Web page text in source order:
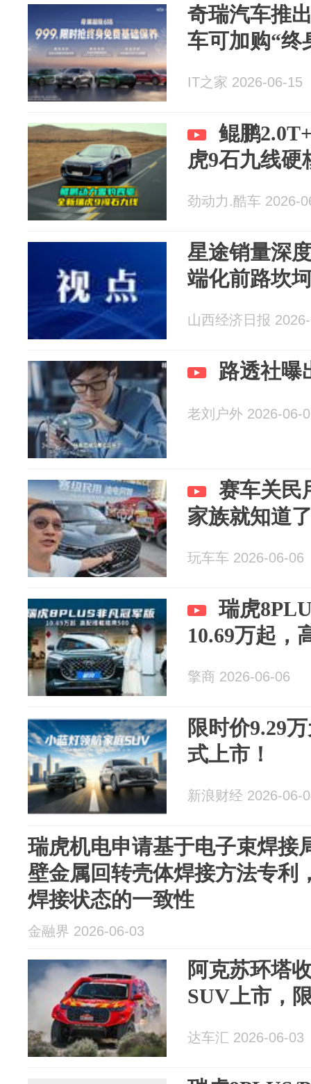
奇瑞汽车推
车可加购“终
IT之家 2026-06-15
鲲鹏
虎9石九线硬
劲动力.酷车 2026-
星途销量深
端化前路坎
山西经济日报
路透社曝
老刘户外 2026-06-
赛车关民
家族就知道
玩车车 2026-06-06
瑞虎
10.69万起，
擎商 2026-06-06
限时价9.29
式上市！
新浪财经 2026-06-
瑞虎机电申请基于电子束焊接
壁金属回转壳体焊接方法专利
焊接状态的一致性
金融界 2026-06-03
阿克苏环塔
SUV上市，
达车汇 2026-06-03